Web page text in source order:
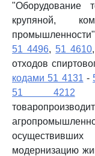
"Оборудование
крупяной,
51 4496, 51 4610,
отходов
кодами 51 4131 -
51 4212
осуществивших
модернизацию